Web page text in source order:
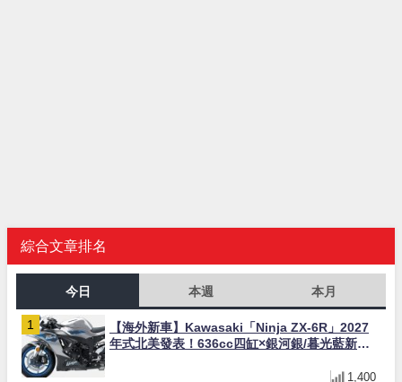
綜合文章排名
今日 本週 本月
【海外新車】Kawasaki「Ninja ZX-6R」2027
年式北美發表！636cc四缸×銀河銀/暮光藍新色
1,400